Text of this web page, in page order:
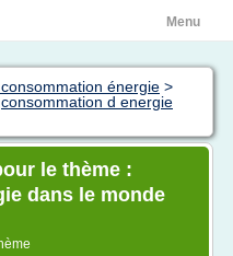
Menu
énergie >
consommation d energie
le thème :
dans le monde